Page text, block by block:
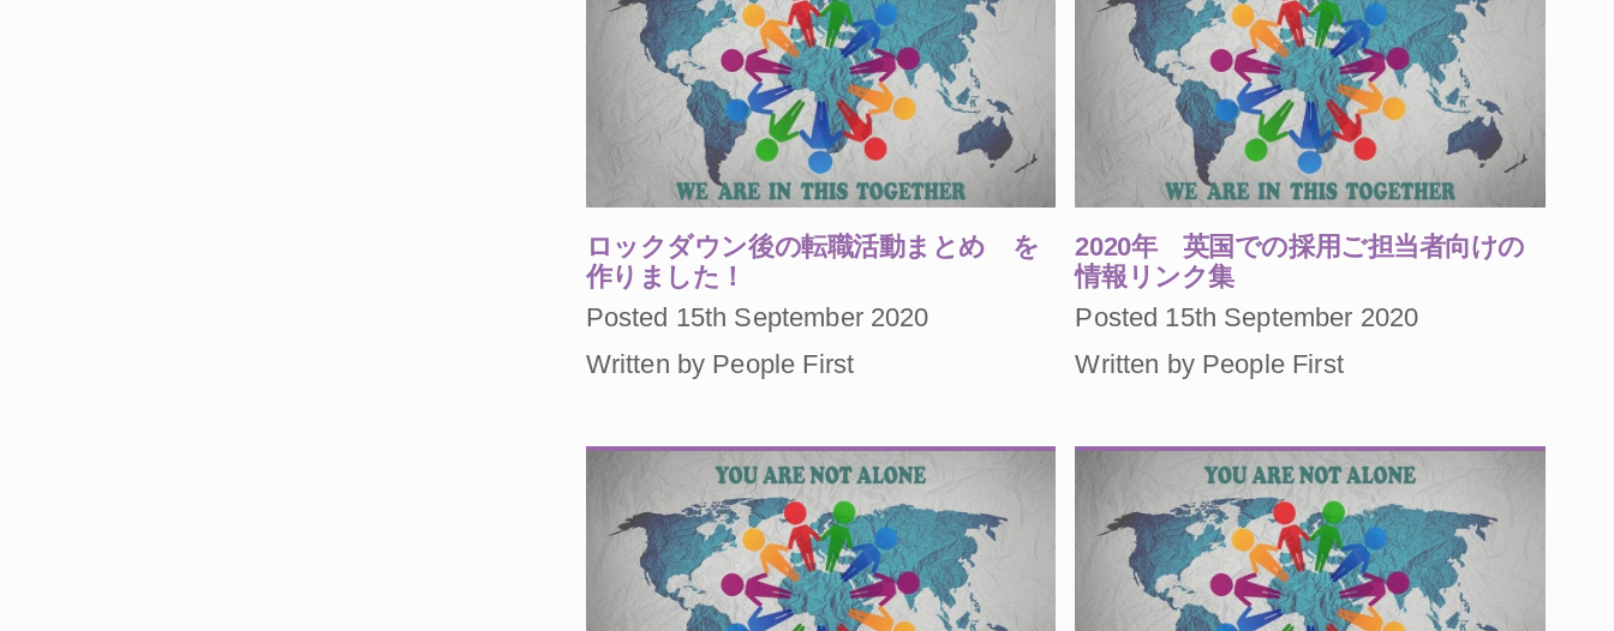
ロックダウン後の転職活動まとめ を
作りました！
Posted 15th September 2020
Written by People First
2020年 英国での採用ご担当者向けの
情報リンク集
Posted 15th September 2020
Written by People First